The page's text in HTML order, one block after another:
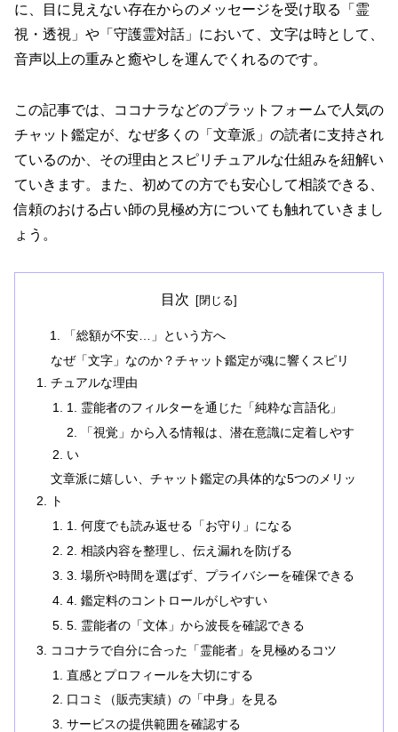
に、目に見えない存在からのメッセージを受け取る「霊
視・透視」や「守護霊対話」において、文字は時として、
音声以上の重みと癒やしを運んでくれるのです。
この記事では、ココナラなどのプラットフォームで人気の
チャット鑑定が、なぜ多くの「文章派」の読者に支持され
ているのか、その理由とスピリチュアルな仕組みを紐解い
ていきます。また、初めての方でも安心して相談できる、
信頼のおける占い師の見極め方についても触れていきまし
ょう。
目次
「総額が不安…」という方へ
なぜ「文字」なのか？チャット鑑定が魂に響くスピリ
チュアルな理由
1. 霊能者のフィルターを通じた「純粋な言語化」
2. 「視覚」から入る情報は、潜在意識に定着しやす
い
文章派に嬉しい、チャット鑑定の具体的な5つのメリッ
ト
1. 何度でも読み返せる「お守り」になる
2. 相談内容を整理し、伝え漏れを防げる
3. 場所や時間を選ばず、プライバシーを確保できる
4. 鑑定料のコントロールがしやすい
5. 霊能者の「文体」から波長を確認できる
ココナラで自分に合った「霊能者」を見極めるコツ
直感とプロフィールを大切にする
口コミ（販売実績）の「中身」を見る
サービスの提供範囲を確認する